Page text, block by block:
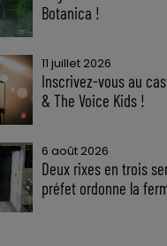
Botanica !
11 juillet 2026
Inscrivez-vous au
& The Voice Kids !
6 août 2026
Deux rixes en trois
préfet ordonne la